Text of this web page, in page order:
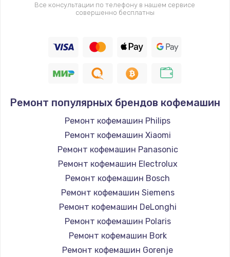
Все консультации по телефону в нашем сервисе
совершенно бесплатны
Ремонт популярных брендов кофемашин
Ремонт кофемашин Philips
Ремонт кофемашин Xiaomi
Ремонт кофемашин Panasonic
Ремонт кофемашин Electrolux
Ремонт кофемашин Bosch
Ремонт кофемашин Siemens
Ремонт кофемашин DeLonghi
Ремонт кофемашин Polaris
Ремонт кофемашин Bork
Ремонт кофемашин Gorenje